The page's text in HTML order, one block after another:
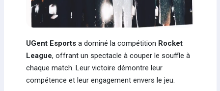
UGent Esportsa dominé la compétition Rocket
League, offrant un spectacle à couper le souffle à
chaque match. Leur victoire démontre leur
compétence et leur engagement envers le jeu.